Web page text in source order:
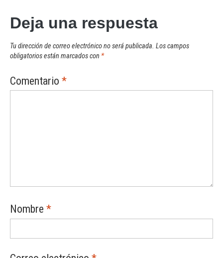
Deja una respuesta
Tu dirección de correo electrónico no será publicada. Los campos
obligatorios están marcados con *
Comentario *
Nombre *